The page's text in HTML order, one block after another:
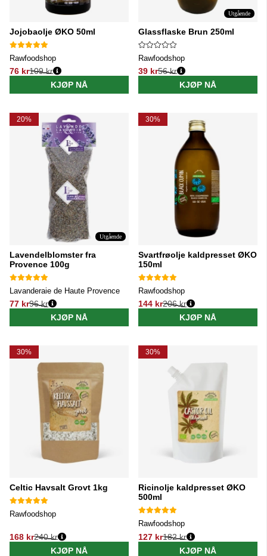
Jojobaolje ØKO 50ml
Rawfoodshop
76 kr
Vanlig pris:
109 kr
KJØP NÅ
Utgående
Glassflaske Brun 250ml
Rawfoodshop
39 kr
Vanlig pris:
56 kr
KJØP NÅ
20%
Utgående
Lavendelblomster fra
Provence 100g
Lavanderaie de Haute Provence
77 kr
Vanlig pris:
96 kr
KJØP NÅ
30%
Svartfrøolje kaldpresset ØKO
150ml
Rawfoodshop
144 kr
Vanlig pris:
206 kr
KJØP NÅ
30%
Celtic Havsalt Grovt 1kg
Rawfoodshop
168 kr
Vanlig pris:
240 kr
KJØP NÅ
30%
Ricinolje kaldpresset ØKO
500ml
Rawfoodshop
127 kr
Vanlig pris:
182 kr
KJØP NÅ